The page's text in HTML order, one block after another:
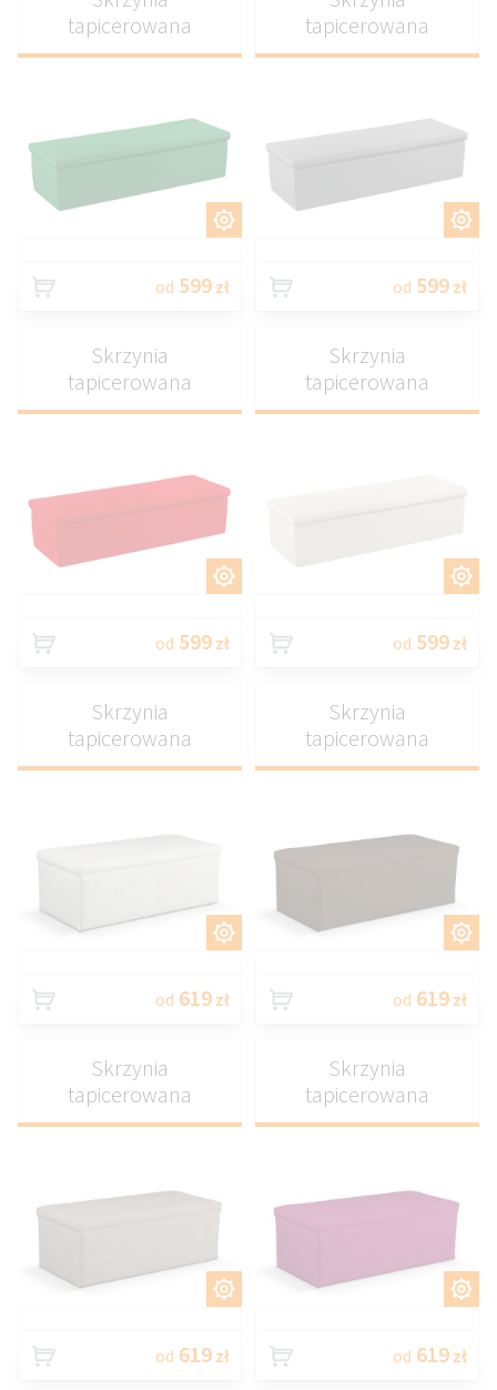
tapicerowana
od 599 zł
tapicerowana
od 599 zł
Skrzynia
tapicerowana
od 599 zł
Skrzynia
tapicerowana
od 599 zł
Skrzynia
tapicerowana
od 619 zł
Skrzynia
tapicerowana
od 619 zł
Skrzynia
tapicerowana
od 619 zł
Skrzynia
tapicerowana
od 619 zł